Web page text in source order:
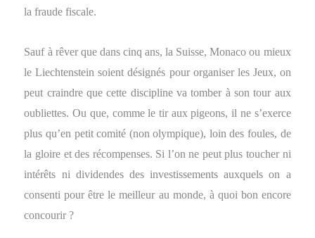
la fraude fiscale.
Sauf à rêver que dans cinq ans, la Suisse, Monaco ou mieux
le Liechtenstein soient désignés pour organiser les Jeux, on
peut craindre que cette discipline va tomber à son tour aux
oubliettes. Ou que, comme le tir aux pigeons, il ne s’exerce
plus qu’en petit comité (non olympique), loin des foules, de
la gloire et des récompenses. Si l’on ne peut plus toucher ni
intérêts ni dividendes des investissements auxquels on a
consenti pour être le meilleur au monde, à quoi bon encore
concourir ?